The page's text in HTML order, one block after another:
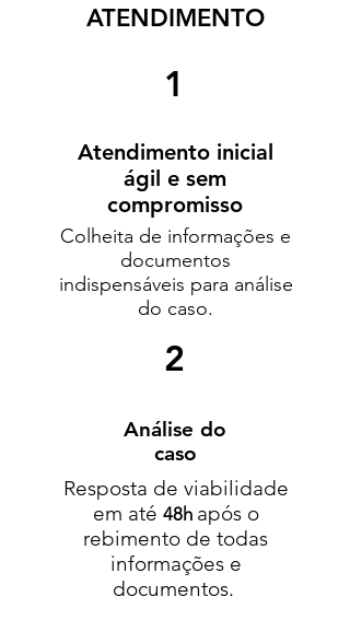
ATENDIMENTO
1
Atendimento inicial
ágil e sem
compromisso
Colheita de informações e
documentos
indispensáveis para análise
do caso.
2
Análise do
caso
Resposta de viabilidade
em até 48h após o
rebimento de todas
informações e
documentos.